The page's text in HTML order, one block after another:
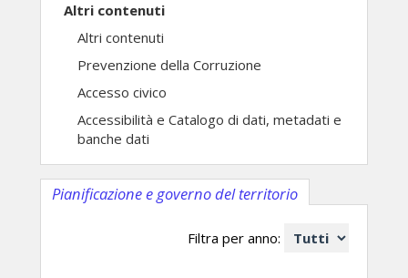
Altri contenuti
Altri contenuti
Prevenzione della Corruzione
Accesso civico
Accessibilità e Catalogo di dati, metadati e
banche dati
Pianificazione e governo del territorio
Filtra per anno: